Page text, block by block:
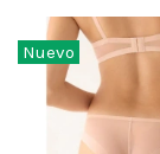
Nuevo